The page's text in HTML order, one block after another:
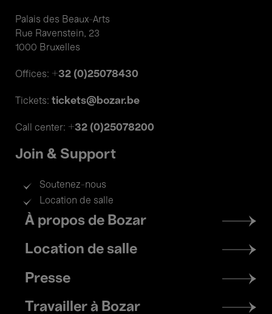
Palais des Beaux-Arts
Rue Ravenstein, 23
1000 Bruxelles
Offices: +32 (0)25078430
Tickets: tickets@bozar.be
Call center: +32 (0)25078200
Join & Support
Soutenez-nous
Location de salle
Footer
menu
À propos de Bozar
Location de salle
Presse
Travailler à Bozar